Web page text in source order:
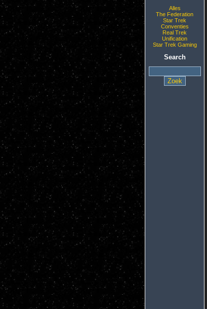
Alles
The Federation
Star Trek
Conventies
Real Trek
Unification
Star Trek Gaming
Search